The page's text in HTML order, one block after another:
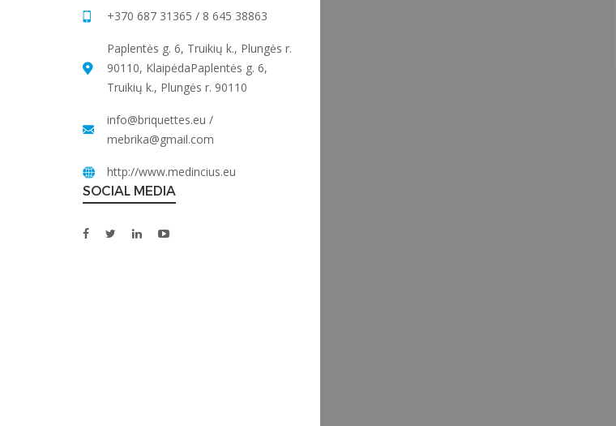
+370 687 31365 / 8 645 38863
Paplentės g. 6, Truikių k., Plungės r.
90110, KlaipėdaPaplentės g. 6,
Truikių k., Plungės r. 90110
info@briquettes.eu /
mebrika@gmail.com
http://www.medincius.eu
SOCIAL MEDIA